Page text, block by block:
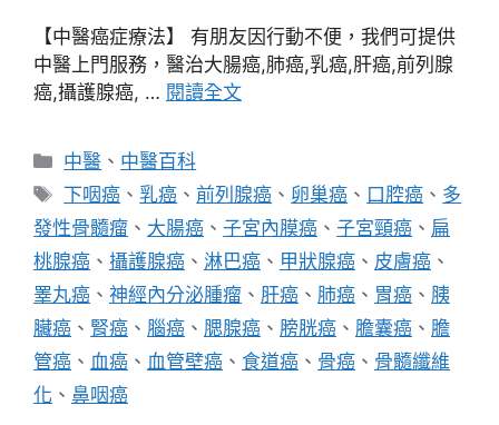
【中醫癌症療法】 有朋友因行動不便，我們可提供
中醫上門服務，醫治大腸癌,肺癌,乳癌,肝癌,前列腺
癌,攝護腺癌, … 閱讀全文
分
類
中醫 、 中醫百科
標
籤
下咽癌 、 乳癌 、前列腺癌 、 卵巢癌 、 口腔癌 、 多
發性骨髓瘤 、 大腸癌 、 子宮內膜癌 、 子宮頸癌 、 扁
桃腺癌 、 攝護腺癌 、 淋巴癌 、 甲狀腺癌 、 皮膚癌 、
睪丸癌 、 神經內分泌腫瘤 、 肝癌 、 肺癌 、 胃癌 、 胰
臟癌 、 腎癌 、 腦癌 、 腮腺癌 、 膀胱癌 、 膽囊癌 、 膽
管癌 、 血癌 、 血管壁癌 、 食道癌 、 骨癌 、 骨髓纖維
化 、 鼻咽癌